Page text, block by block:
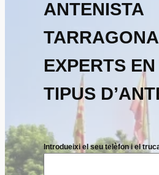
ANTENISTA
EXPERTS
TIPUS
Introdueixi el seu telèfon i el